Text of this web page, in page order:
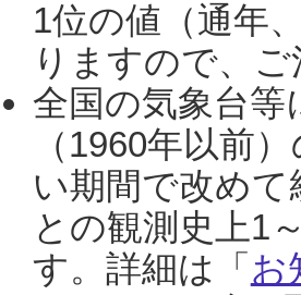
1位の値（通年
りますので、
全国の気象台
（1960年以前
い期間で改め
との観測史上1
す。詳細は「 お